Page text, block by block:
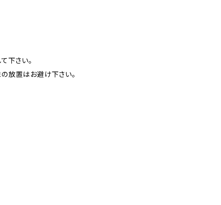
下さい。
放置はお避け下さい。